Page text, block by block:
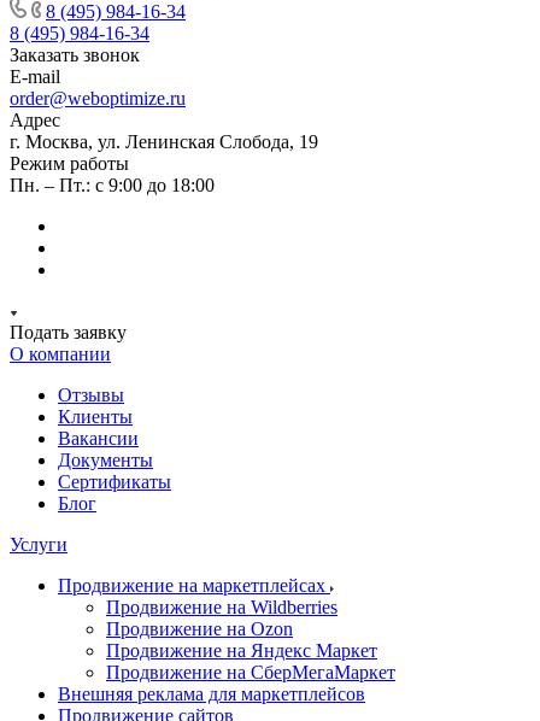
8 (495) 984-16-34
8 (495) 984-16-34
Заказать звонок
E-mail
order@weboptimize.ru
Адрес
г. Москва, ул. Ленинская Слобода, 19
Режим работы
Пн. – Пт.: с 9:00 до 18:00
Подать заявку
О компании
Отзывы
Клиенты
Вакансии
Документы
Сертификаты
Блог
Услуги
Продвижение на маркетплейсах
Продвижение на Wildberries
Продвижение на Ozon
Продвижение на Яндекс Маркет
Продвижение на СберМегаМаркет
Внешняя реклама для маркетплейсов
Продвижение сайтов